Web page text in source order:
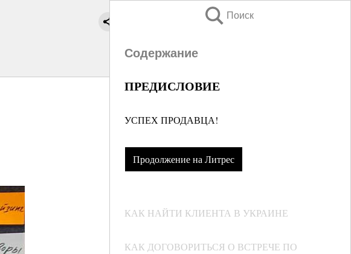
Поиск
Содержание
ПРЕДИСЛОВИЕ
УСПЕХ ПРОДАВЦА!
Продолжение на Литрес
КАК НАЙТИ КЛИЕНТА В УКРАИНЕ
КАК ДОГОВОРИТЬСЯ О ВСТРЕЧЕ ПО